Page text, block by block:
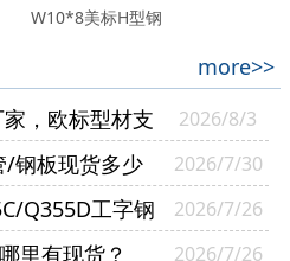
W10*8美标H型钢
more>>
，欧标型材支
2026/8/3
/钢板现货多少
2026/7/30
Q355D工字钢
2026/7/26
里有现货？ 2026/7/26